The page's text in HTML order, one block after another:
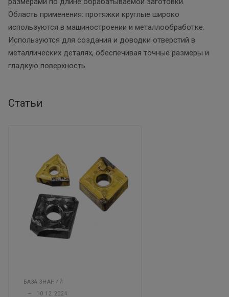
Область применения: протяжки круглые широко
используются в машиностроении и металлообработке.
Используются для создания и доводки отверстий в
металлических деталях, обеспечивая точные размеры и
гладкую поверхность
Статьи
БАЗА ЗНАНИЙ
— 10.12.2024